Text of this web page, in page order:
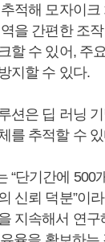
적해 모자이
을 간편한 조
할 수 있어, 주
지할 수 있다.
션은 딥 러닝
를 추적할 수
“단기간에 500
신뢰 덕분”이
지속해서 연구